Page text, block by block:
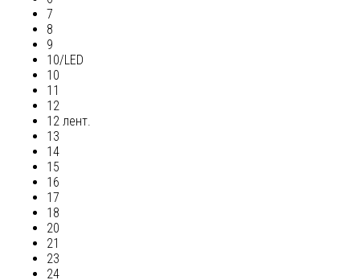
7
8
9
10/LED
10
11
12
12 лент.
13
14
15
16
17
18
20
21
23
24